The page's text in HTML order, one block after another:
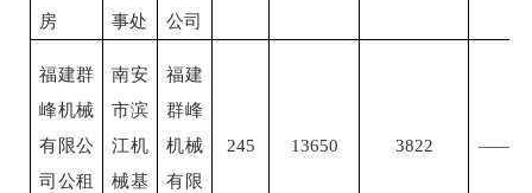
房
事处
公司
福建群
峰机械
有限公
司公租
南安
市滨
江机
械基
福建
群峰
机械
有限
245 13650 3822 ——